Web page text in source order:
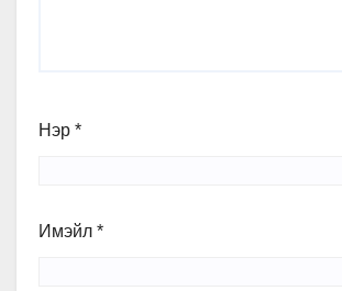
Нэр *
Имэйл *